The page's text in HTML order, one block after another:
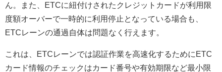
ん。また、ETCに紐付けされたクレジットカードが利用限
度額オーバーで一時的に利用停止となっている場合も、
ETCレーンの通過自体は問題なく行えます。
これは、ETCレーンでは認証作業を高速化するためにETC
カード情報のチェックはカード番号や有効期限など最小限